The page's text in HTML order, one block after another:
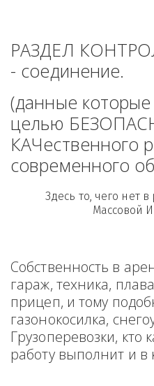
РАЗДЕЛ
- соединение.
(данные
целью
КАЧественного
современного
Здесь то, чего нет
Массовой
Собственность в
гараж, техника,
прицеп, и тому
газонокосилка,
Грузоперевозки, кто
работу выполнит и в